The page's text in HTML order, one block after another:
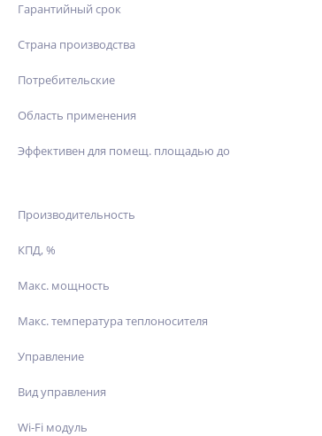
Гарантийный срок
Страна производства
Потребительские
Область применения
Эффективен для помещ. площадью до
Производительность
КПД, %
Макс. мощность
Макс. температура теплоносителя
Управление
Вид управления
Wi-Fi модуль